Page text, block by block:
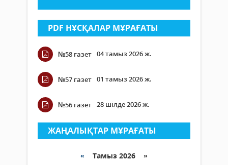
PDF НҰСҚАЛАР МҰРАҒАТЫ
№58 газет 04 тамыз 2026 ж.
№57 газет 01 тамыз 2026 ж.
№56 газет 28 шілде 2026 ж.
ЖАҢАЛЫҚТАР МҰРАҒАТЫ
« Тамыз 2026 »